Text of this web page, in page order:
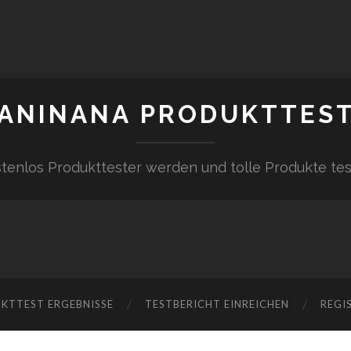
Produkttester werden und tolle Produkte
ERGEBNISSE TESTBERICHT EINREICHEN